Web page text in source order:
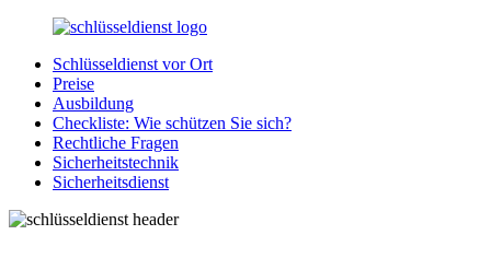
Zurück
Inhalt
SchluesseldienstDirekt.de
Ihre
Notlage
wird
gelöst!
Schlüsseldienst vor Ort
Preise
Ausbildung
Checkliste: Wie schützen Sie sich?
Rechtliche Fragen
Sicherheitstechnik
Sicherheitsdienst